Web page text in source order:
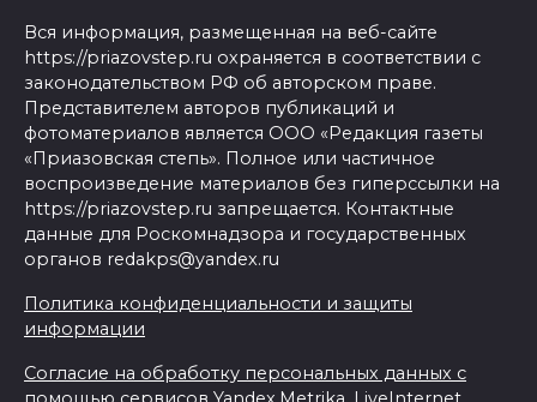
Вся информация, размещенная на веб-сайте
https://priazovstep.ru охраняется в соответствии с
законодательством РФ об авторском праве.
Представителем авторов публикаций и
фотоматериалов является ООО «Редакция газеты
«Приазовская степь». Полное или частичное
воспроизведение материалов без гиперссылки на
https://priazovstep.ru запрещается. Контактные
данные для Роскомнадзора и государственных
органов redakps@yandex.ru
Политика конфиденциальности и защиты
информации
Согласие на обработку персональных данных с